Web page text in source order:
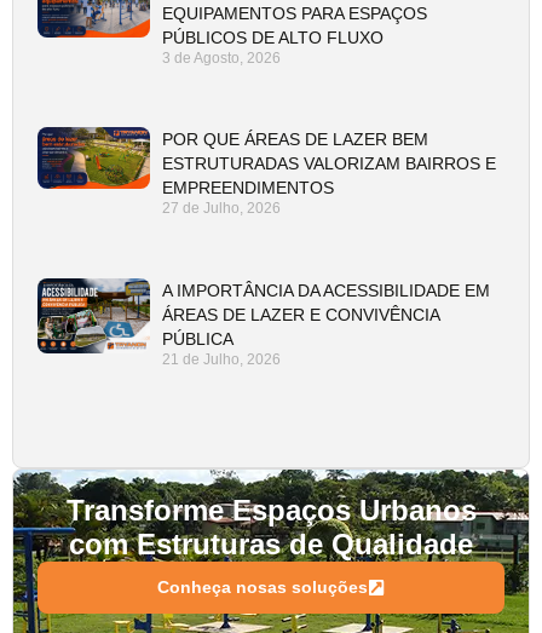
EQUIPAMENTOS PARA ESPAÇOS
PÚBLICOS DE ALTO FLUXO
3 de Agosto, 2026
POR QUE ÁREAS DE LAZER BEM
ESTRUTURADAS VALORIZAM BAIRROS E
EMPREENDIMENTOS
27 de Julho, 2026
A IMPORTÂNCIA DA ACESSIBILIDADE EM
ÁREAS DE LAZER E CONVIVÊNCIA
PÚBLICA
21 de Julho, 2026
Transforme Espaços Urbanos
com Estruturas de Qualidade
Conheça nosas soluções